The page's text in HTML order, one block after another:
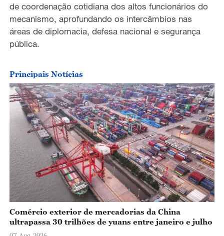
de coordenação cotidiana dos altos funcionários do
mecanismo, aprofundando os intercâmbios nas
áreas de diplomacia, defesa nacional e segurança
pública.
Principais Notícias
Comércio exterior de mercadorias da China
ultrapassa 30 trilhões de yuans entre janeiro e julho